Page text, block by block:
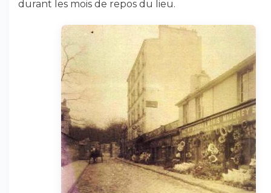
durant les mois de repos du lieu.